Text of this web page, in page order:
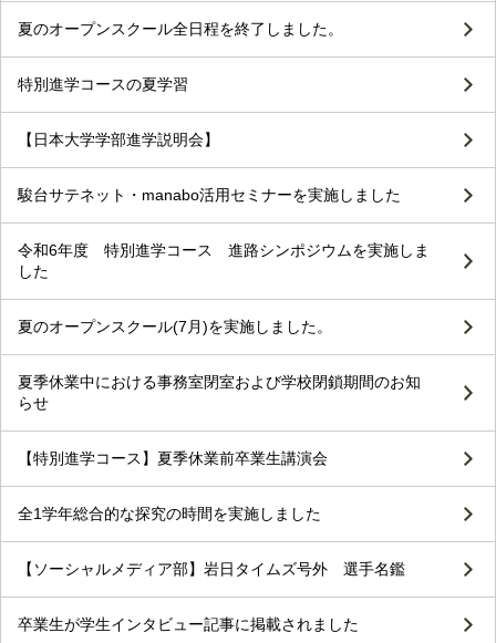
夏のオープンスクール全日程を終了しました。
特別進学コースの夏学習
【日本大学学部進学説明会】
駿台サテネット・manabo活用セミナーを実施しました
令和6年度 特別進学コース 進路シンポジウムを実施しま
した
夏のオープンスクール(7月)を実施しました。
夏季休業中における事務室閉室および学校閉鎖期間のお知
らせ
【特別進学コース】夏季休業前卒業生講演会
全1学年総合的な探究の時間を実施しました
【ソーシャルメディア部】岩日タイムズ号外 選手名鑑
卒業生が学生インタビュー記事に掲載されました